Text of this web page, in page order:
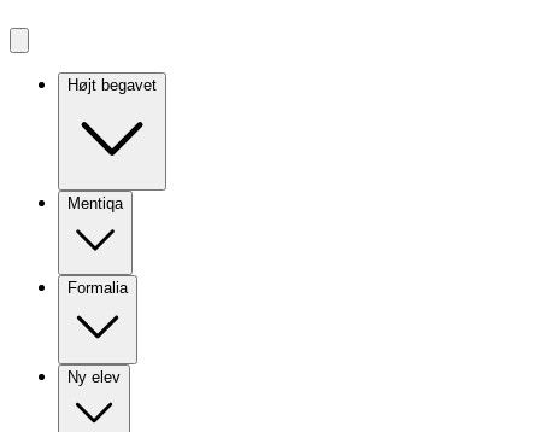
Højt begavet
Mentiqa
Formalia
Ny elev